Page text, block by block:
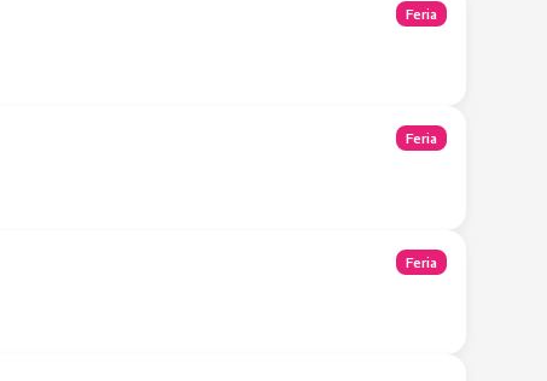
Feria
Feria
Feria